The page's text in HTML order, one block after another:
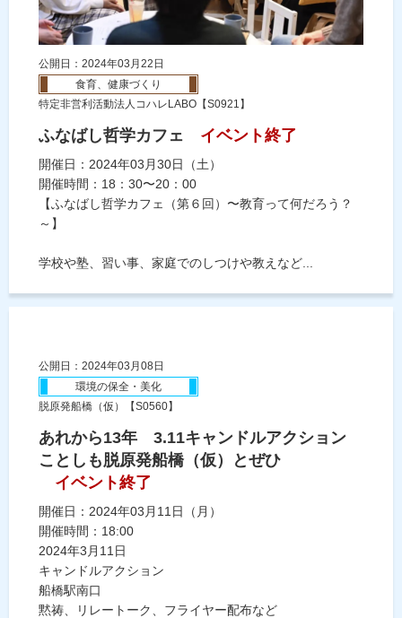
公開日：2024年03月22日
食育、健康づくり
特定非営利活動法人コハレLABO【S0921】
ふなばし哲学カフェ イベント終了
開催日：2024年03月30日（土）
開催時間：18：30〜20：00
【ふなばし哲学カフェ（第６回）〜教育って何だろう？
～】
学校や塾、習い事、家庭でのしつけや教えなど...
公開日：2024年03月08日
環境の保全・美化
脱原発船橋（仮）【S0560】
あれから13年 3.11キャンドルアクション
ことしも脱原発船橋（仮）とぜひ
イベント終了
開催日：2024年03月11日（月）
開催時間：18:00
2024年3月11日
キャンドルアクション
船橋駅南口
黙祷、リレートーク、フライヤー配布など